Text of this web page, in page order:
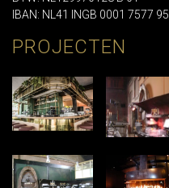
IBAN: NL41 INGB 0001 7577 95
PROJECTEN